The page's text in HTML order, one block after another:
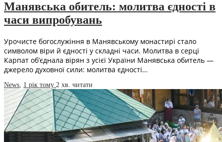
Манявська обитель: молитва єдності в
часи випробувань
Урочисте богослужіння в Манявському монастирі стало
символом віри й єдності у складні часи. Молитва в серці
Карпат об’єднала вірян з усієї України Манявська обитель —
джерело духовної сили: молитва єдності…
News, 1 рік тому 2 хв. читати